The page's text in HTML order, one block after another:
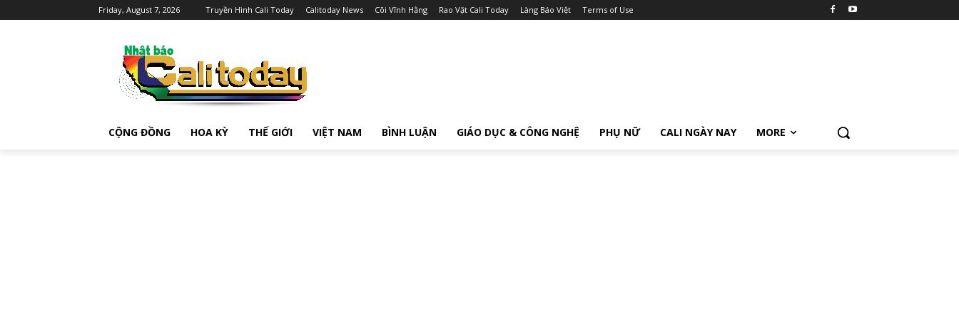
Friday, August 7, 2026 Truyền Hình Cali Today Calitoday News Cõi Vĩnh Hằng Rao Vặt Cali Today Làng Báo Việt Terms of Use
CỘNG ĐỒNG HOA KỲ THẾ GIỚI VIỆT NAM BÌNH LUẬN GIÁO DỤC & CÔNG NGHỆ PHỤ NỮ CALI NGÀY NAY MORE